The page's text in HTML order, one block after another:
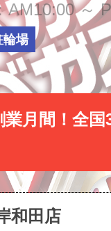
AM10:00 ～
輪場
月間！全国
和田店